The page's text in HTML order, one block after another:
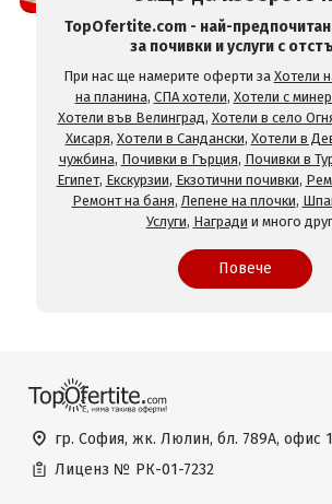
TopOfertite.com - най-предпочитан
за почивки и услуги с
При нас ще намерите оферти за Хотели
на планина, СПА хотели, Хотели с
Хотели във Велинград, Хотели в село
Хисаря, Хотели в Сандански, Хотели в
чужбина, Почивки в Гърция, Почивки в
Египет, Екскурзии, Екзотични почивки,
Ремонт на баня, Лепене на плочки,
Услуги, Награди и много
Повече
гр. София, жк. Люлин, бл. 789А, офис 1
Лиценз № РК-01-7232